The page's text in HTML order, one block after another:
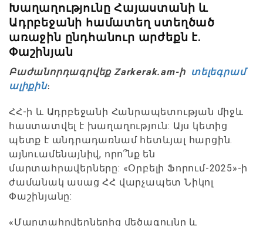
Խաղաղությունը Հայաստանի և
Ադրբեջանի համատեղ ստեղծած
առաջին ընդհանուր արժեքն է.
Փաշինյան
Բաժանորդագրվեք Zarkerak.am-ի տելեգրամ
ալիքին։
ՀՀ-ի և Ադրբեջանի Հանրապետության միջև
հաստատվել է խաղաղություն: Այս կետից
պետք է անդրադառնամ հետևյալ հարցին.
այնուամենայնիվ, որո՞նք են
մարտահրավերները: «Օրբելի Ֆորում-2025»-ի
ժամանակ ասաց ՀՀ վարչապետ Նիկոլ
Փաշինյանը:
«Մարտահրվերներից մեծագույնը և